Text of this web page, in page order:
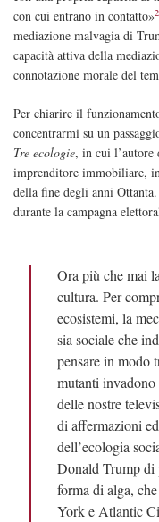
con cui entrano in contatto»2
mediazione malvagia di
capacità attiva della
connotazione morale del
Per chiarire il
concentrarmi su un
Tre ecologie, in cui l’autore
imprenditore immobiliare,
della fine degli anni
durante la campagna
Ora più che mai
cultura. Per
ecosistemi, la
sia sociale che
pensare in modo
mutanti
delle nostre
di affermazioni
dell’ecologia
Donald Trump di
forma di alga,
York e Atlantic